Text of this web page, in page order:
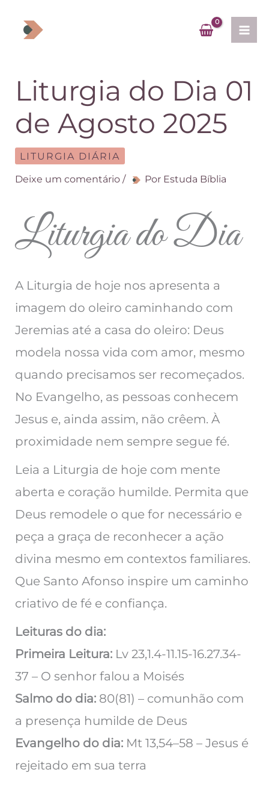
Liturgia do Dia 01
de Agosto 2025
LITURGIA DIÁRIA
Deixe um comentário / Por Estuda Bíblia
Liturgia do Dia
A Liturgia de hoje nos apresenta a
imagem do oleiro caminhando com
Jeremias até a casa do oleiro: Deus
modela nossa vida com amor, mesmo
quando precisamos ser recomeçados.
No Evangelho, as pessoas conhecem
Jesus e, ainda assim, não crêem. À
proximidade nem sempre segue fé.
Leia a Liturgia de hoje com mente
aberta e coração humilde. Permita que
Deus remodele o que for necessário e
peça a graça de reconhecer a ação
divina mesmo em contextos familiares.
Que Santo Afonso inspire um caminho
criativo de fé e confiança.
Leituras do dia:
Primeira Leitura: Lv 23,1.4-11.15-16.27.34-
37 – O senhor falou a Moisés
Salmo do dia: 80(81) – comunhão com
a presença humilde de Deus
Evangelho do dia: Mt 13,54–58 – Jesus é
rejeitado em sua terra